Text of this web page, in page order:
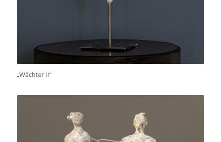
„Wächter II“